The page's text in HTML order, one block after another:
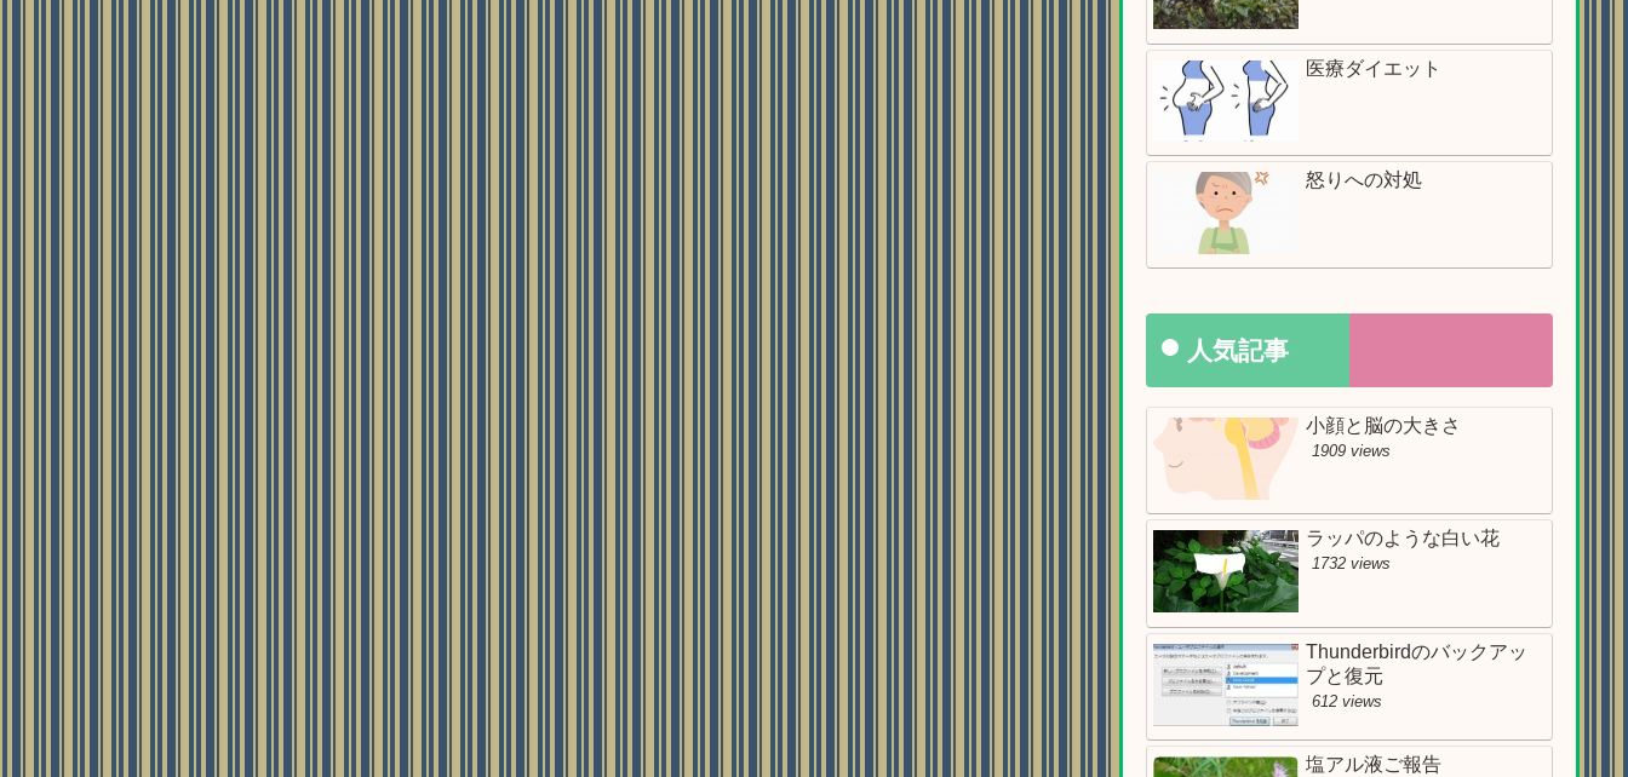
医療ダイエット
怒りへの対処
人気記事
小顔と脳の大きさ
1909 views
ラッパのような白い花
1732 views
Thunderbirdのバックアッ
プと復元
612 views
塩アル液ご報告